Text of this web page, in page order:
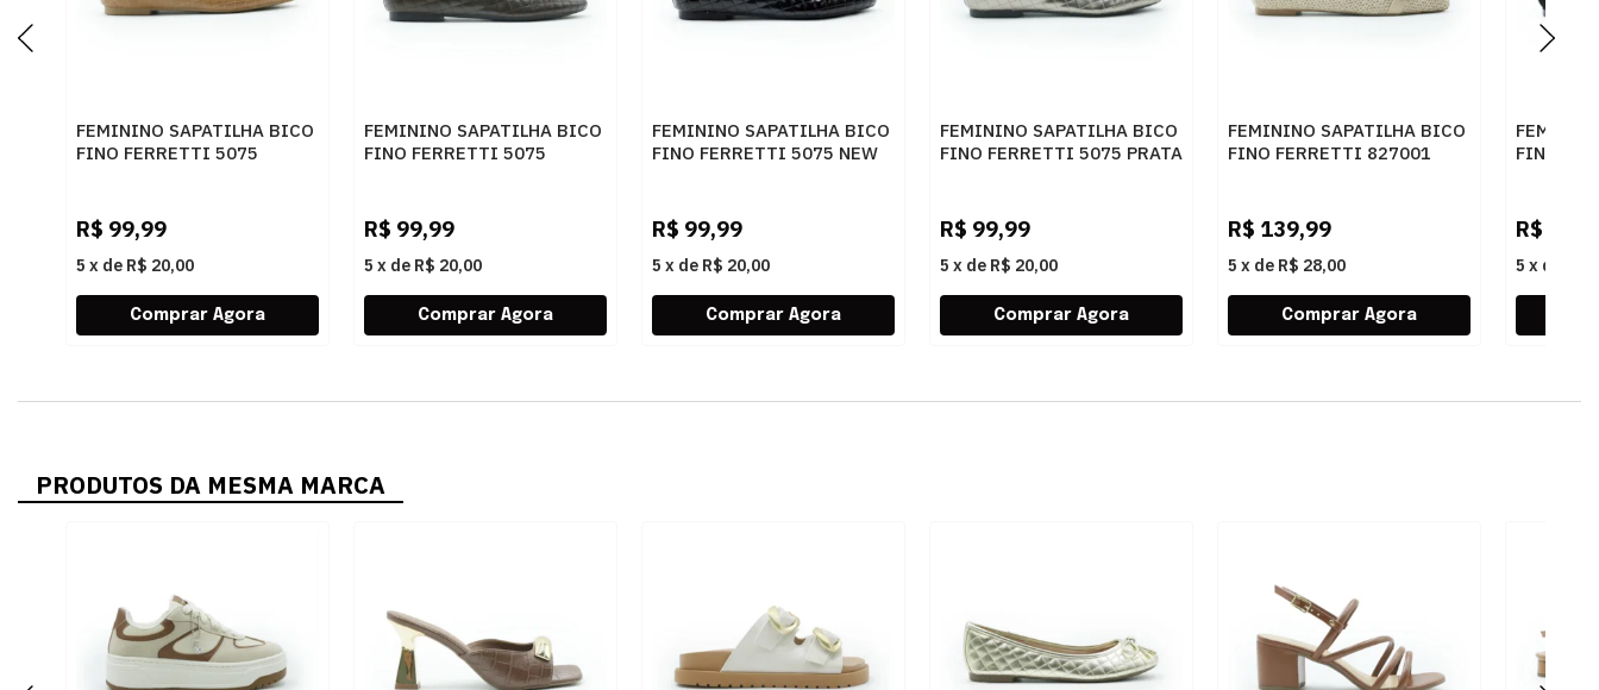
FEMININO SAPATILHA BICO
FINO FERRETTI 5075
R$ 99,99
5 x de R$ 20,00
FEMININO SAPATILHA BICO
FINO FERRETTI 5075
R$ 99,99
5 x de R$ 20,00
FEMININO SAPATILHA BICO
FINO FERRETTI 5075 NEW
R$ 99,99
5 x de R$ 20,00
FEMININO SAPATILHA BICO
FINO FERRETTI 5075 PRATA
R$ 99,99
5 x de R$ 20,00
FEMININO SAPATILHA BICO
FINO FERRETTI 827001
R$ 139,99
5 x de R$ 28,00
FINO
R$
5 x de
PRODUTOS DA MESMA MARCA